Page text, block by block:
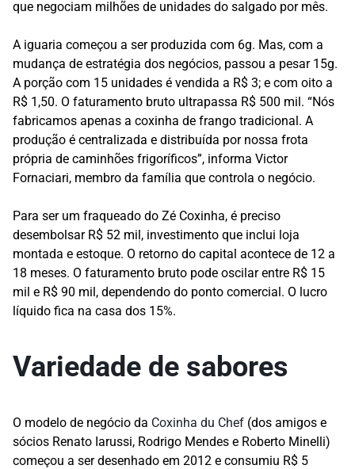
que negociam milhões de unidades do salgado por mês.
A iguaria começou a ser produzida com 6g. Mas, com a
mudança de estratégia dos negócios, passou a pesar 15g.
A porção com 15 unidades é vendida a R$ 3; e com oito a
R$ 1,50. O faturamento bruto ultrapassa R$ 500 mil. “Nós
fabricamos apenas a coxinha de frango tradicional. A
produção é centralizada e distribuída por nossa frota
própria de caminhões frigoríficos”, informa Victor
Fornaciari, membro da família que controla o negócio.
Para ser um fraqueado do Zé Coxinha, é preciso
desembolsar R$ 52 mil, investimento que inclui loja
montada e estoque. O retorno do capital acontece de 12 a
18 meses. O faturamento bruto pode oscilar entre R$ 15
mil e R$ 90 mil, dependendo do ponto comercial. O lucro
líquido fica na casa dos 15%.
Variedade de sabores
O modelo de negócio da Coxinha du Chef (dos amigos e
sócios Renato Iarussi, Rodrigo Mendes e Roberto Minelli)
começou a ser desenhado em 2012 e consumiu R$ 5